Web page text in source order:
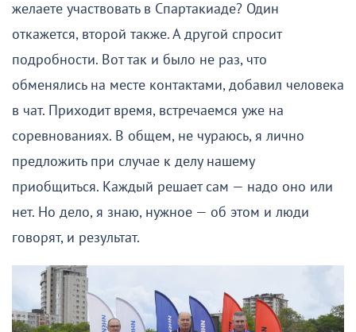
желаете участвовать в Спартакиаде? Один
откажется, второй также. А другой спросит
подробности. Вот так и было не раз, что
обменялись на месте контактами, добавил человека
в чат. Приходит время, встречаемся уже на
соревнованиях. В общем, не чураюсь, я лично
предложить при случае к делу нашему
приобщиться. Каждый решает сам — надо оно или
нет. Но дело, я знаю, нужное — об этом и люди
говорят, и результат.